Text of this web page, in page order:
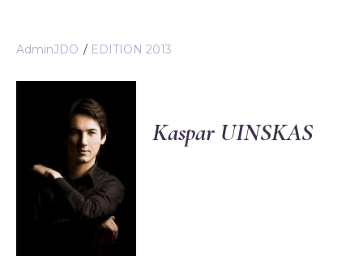
AdminJDO EDITION 2013
Kaspar UINSKAS